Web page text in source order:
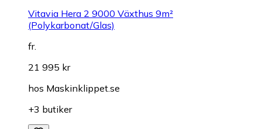
Vitavia Hera 2 9000 Växthus 9m²
(Polykarbonat/Glas)
fr.
21 995 kr
hos Maskinklippet.se
+3 butiker